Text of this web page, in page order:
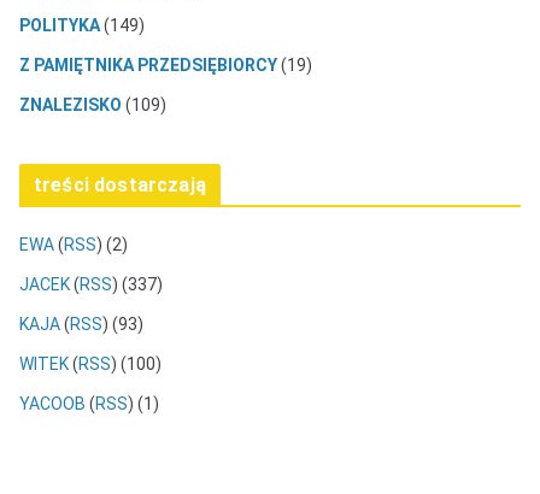
POLITYKA(149)
Z PAMIĘTNIKA PRZEDSIĘBIORCY(19)
ZNALEZISKO (109)
treści dostarczają
EWA(RSS) (2)
JACEK(RSS) (337)
KAJA(RSS) (93)
WITEK(RSS) (100)
YACOOB (RSS) (1)